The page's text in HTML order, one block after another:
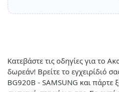
Κατεβάστε τις οδηγίες για το
δωρεάν! Βρείτε το εγχειρίδιό
BG920B - SAMSUNG και πάρτε